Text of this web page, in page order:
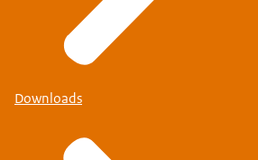
Downloads